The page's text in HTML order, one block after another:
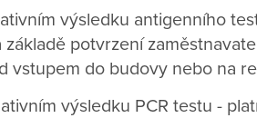
výsledku antigenního
potvrzení
vstupem do budovy nebo na
výsledku PCR testu -